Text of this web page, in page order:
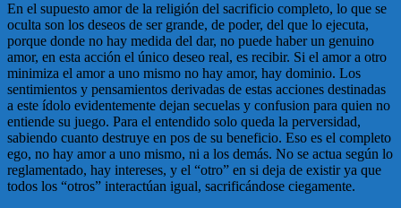
En el supuesto amor de la religión del sacrificio completo, lo que se
oculta son los deseos de ser grande, de poder, del que lo ejecuta,
porque donde no hay medida del dar, no puede haber un genuino
amor, en esta acción el único deseo real, es recibir. Si el amor a otro
minimiza el amor a uno mismo no hay amor, hay dominio. Los
sentimientos y pensamientos derivadas de estas acciones destinadas
a este ídolo evidentemente dejan secuelas y confusion para quien no
entiende su juego. Para el entendido solo queda la perversidad,
sabiendo cuanto destruye en pos de su beneficio. Eso es el completo
ego, no hay amor a uno mismo, ni a los demás. No se actua según lo
reglamentado, hay intereses, y el “otro” en si deja de existir ya que
todos los “otros” interactúan igual, sacrificándose ciegamente.